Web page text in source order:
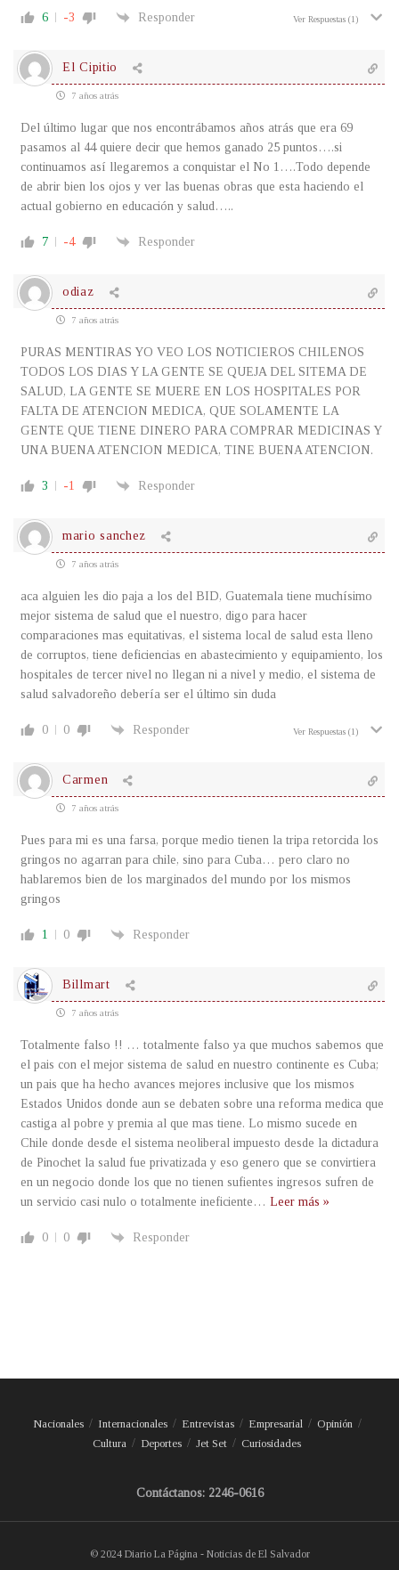
6 -3 Responder Ver Respuestas (1)
El Cipitio
7 años atrás
Del último lugar que nos encontrábamos años atrás que era 69
pasamos al 44 quiere decir que hemos ganado 25 puntos….si
continuamos así llegaremos a conquistar el No 1….Todo depende
de abrir bien los ojos y ver las buenas obras que esta haciendo el
actual gobierno en educación y salud…..
7 -4 Responder
odiaz
7 años atrás
PURAS MENTIRAS YO VEO LOS NOTICIEROS CHILENOS
TODOS LOS DIAS Y LA GENTE SE QUEJA DEL SITEMA DE
SALUD, LA GENTE SE MUERE EN LOS HOSPITALES POR
FALTA DE ATENCION MEDICA, QUE SOLAMENTE LA
GENTE QUE TIENE DINERO PARA COMPRAR MEDICINAS Y
UNA BUENA ATENCION MEDICA, TINE BUENA ATENCION.
3 -1 Responder
mario sanchez
7 años atrás
aca alguien les dio paja a los del BID, Guatemala tiene muchísimo
mejor sistema de salud que el nuestro, digo para hacer
comparaciones mas equitativas, el sistema local de salud esta lleno
de corruptos, tiene deficiencias en abastecimiento y equipamiento, los
hospitales de tercer nivel no llegan ni a nivel y medio, el sistema de
salud salvadoreño debería ser el último sin duda
0 0 Responder Ver Respuestas (1)
Carmen
7 años atrás
Pues para mi es una farsa, porque medio tienen la tripa retorcida los
gringos no agarran para chile, sino para Cuba… pero claro no
hablaremos bien de los marginados del mundo por los mismos
gringos
1 0 Responder
Billmart
7 años atrás
Totalmente falso !! … totalmente falso ya que muchos sabemos que
el pais con el mejor sistema de salud en nuestro continente es Cuba;
un pais que ha hecho avances mejores inclusive que los mismos
Estados Unidos donde aun se debaten sobre una reforma medica que
castiga al pobre y premia al que mas tiene. Lo mismo sucede en
Chile donde desde el sistema neoliberal impuesto desde la dictadura
de Pinochet la salud fue privatizada y eso genero que se convirtiera
en un negocio donde los que no tienen sufientes ingresos sufren de
un servicio casi nulo o totalmente ineficiente … Leer más »
0 0 Responder
Nacionales Internacionales Entrevistas Empresarial
Opinión
Cultura
Deportes Jet Set Curiosidades
Contáctanos: 2246-0616
© 2024 Diario La Página - Noticias de El Salvador